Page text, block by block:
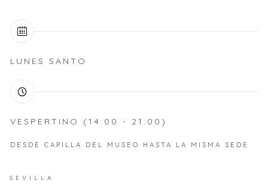
LUNES SANTO
VESPERTINO (14:00 - 21:00)
DESDE CAPILLA DEL MUSEO HASTA LA MISMA SEDE
SEVILLA